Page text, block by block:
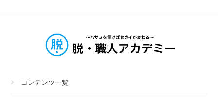
コンテンツ一覧